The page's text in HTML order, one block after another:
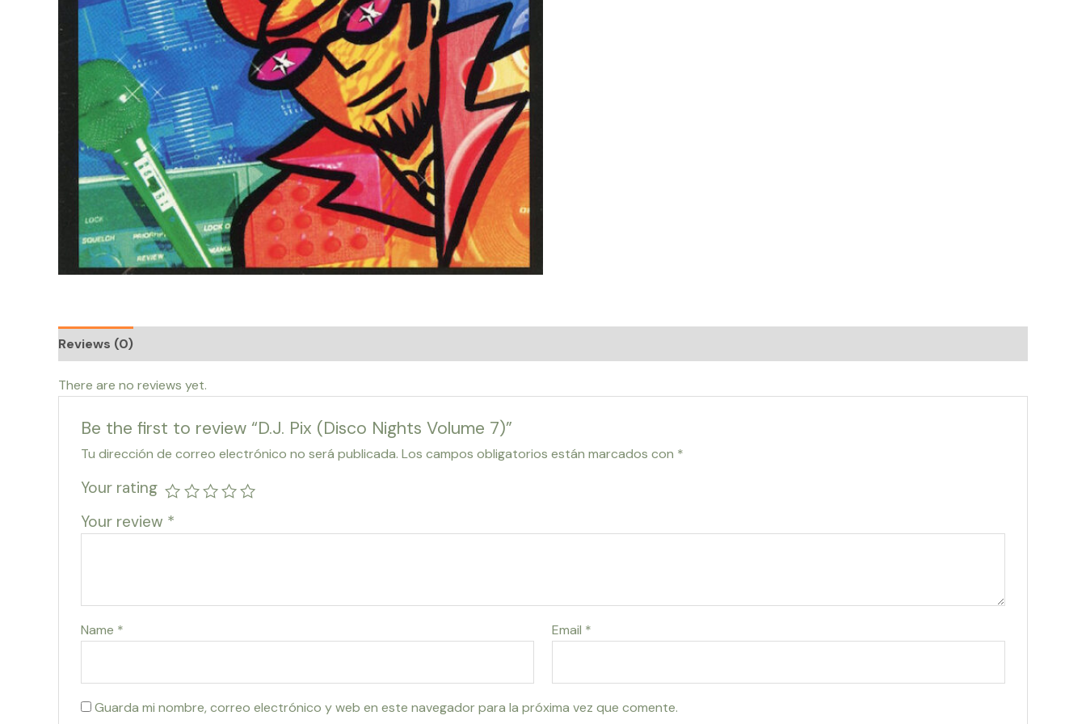
Reviews (0)
There are no reviews yet.
Be the first to review “D.J. Pix (Disco Nights Volume 7)”
Tu dirección de correo electrónico no será publicada. Los campos obligatorios están marcados con *
Your rating
Your review *
Name * Email *
Guarda mi nombre, correo electrónico y web en este navegador para la próxima vez que comente.